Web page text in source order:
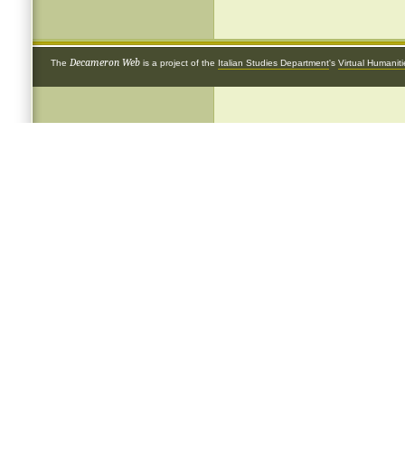
The Decameron Web is a project of the Italian Studies Department's Virtual